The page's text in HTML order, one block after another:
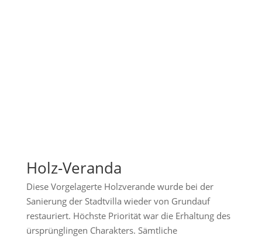
Holz-Veranda
Diese Vorgelagerte Holzverande wurde bei der
Sanierung der Stadtvilla wieder von Grundauf
restauriert. Höchste Priorität war die Erhaltung des
ürsprünglingen Charakters. Sämtliche